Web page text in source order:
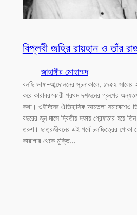
বিপ্লবী জহির রায়হান ও তাঁর
জাহাঙ্গীর মোহাম্মদ
বলছি ভাষা-আন্দোলনের সূচনাকালে, ১৯৫২ সালের
করে কারাবরণকারী প্রথম দশজনের গ্রুপের
কথা। ওইদিনের ঐতিহাসিক আমতলা সমাবেশেও
বছরের জুন মাসে দ্বিতীয় দফায় গ্রেফতার হয়ে
তরুণ। ছাত্রজীবনের এই পর্বে চলচ্চিত্রের পোকা
কারাগার থেকে মুক্তি…